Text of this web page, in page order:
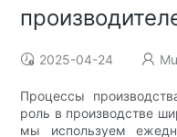
2025-04-24
Процессы
роль в производстве
мы используем